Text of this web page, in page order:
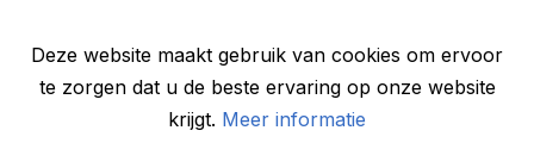
Deze website maakt gebruik van cookies om ervoor
te zorgen dat u de beste ervaring op onze website
krijgt. Meer informatie
vastgesteld, die inmiddels tot aanpassing van de
installatie hebben geleid. Zo zijn twee
instelknoppen die alleen de installateur hoeft te